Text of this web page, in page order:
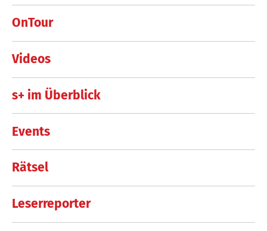
OnTour
Videos
s+ im Überblick
Events
Rätsel
Leserreporter